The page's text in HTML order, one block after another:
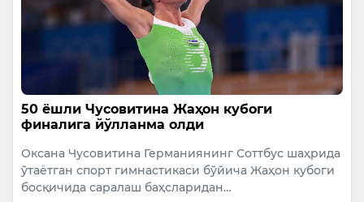
50 ёшли Чусовитина Жаҳон кубоги
финалига йўлланма олди
Оксана Чусовитина Германиянинг Cоттбус шаҳрида
ўтаётган спорт гимнастикаси бўйича Жаҳон кубоги
босқичида саралаш баҳсларидан…